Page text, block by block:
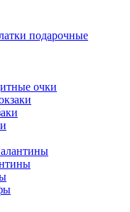
подарочные
очки